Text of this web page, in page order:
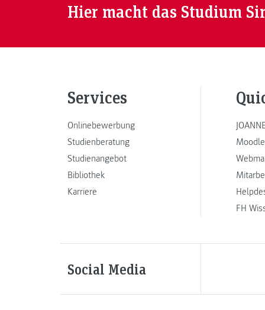
Hier macht das Studium
Services
Onlinebewerbung
Studienberatung
Studienangebot
Bibliothek
Karriere
FH
Social Media